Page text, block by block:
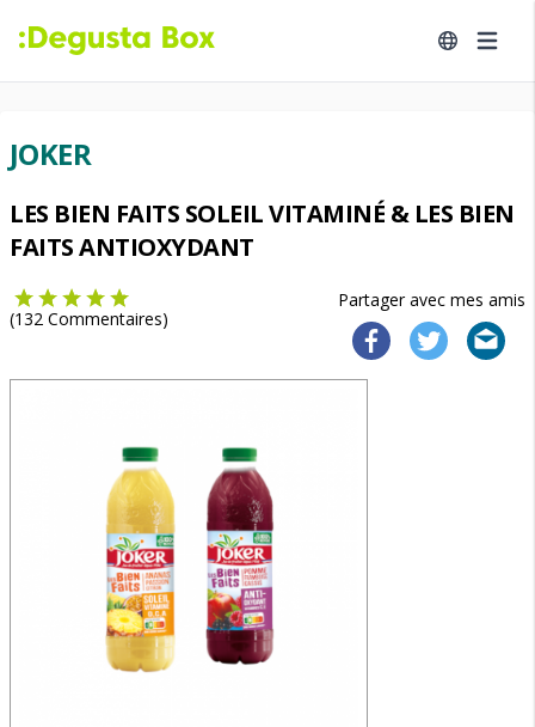
JOKER
LES BIEN FAITS SOLEIL VITAMINÉ & LES BIEN
FAITS ANTIOXYDANT
Partager avec mes amis
(132 Commentaires)